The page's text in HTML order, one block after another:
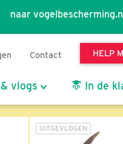
naar
Contact HELP
vlogs In de
UITGEVLOGEN